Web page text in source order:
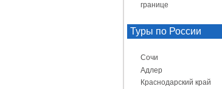
границе
Туры по России
Сочи
Адлер
Краснодарский край